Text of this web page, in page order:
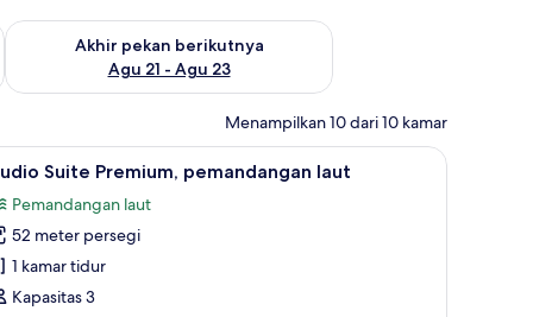
Agu 14 - Agu 16
Akhir pekan berikutnya
Agu 21 - Agu 23
Periksa ketersediaan untuk akhir pekan berikutnya Agu 21 -
Menampilkan 10 dari 10 kamar
or City View ) | Tirai kedap cahaya dan Wi-Fi gratis
Studio Suite Premium, pemandangan laut |
6 Suite Premium, pemandangan laut
Pemandangan laut
52 meter persegi
1 kamar tidur
Kapasitas 3